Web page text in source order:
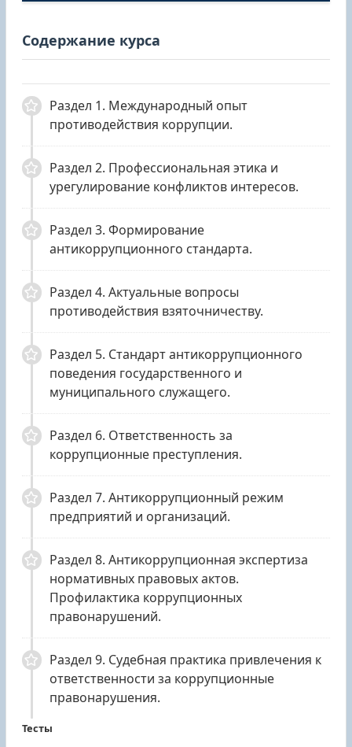
Содержание курса
Раздел 1. Международный опыт
противодействия коррупции.
Раздел 2. Профессиональная этика и
урегулирование конфликтов интересов.
Раздел 3. Формирование
антикоррупционного стандарта.
Раздел 4. Актуальные вопросы
противодействия взяточничеству.
Раздел 5. Стандарт антикоррупционного
поведения государственного и
муниципального служащего.
Раздел 6. Ответственность за
коррупционные преступления.
Раздел 7. Антикоррупционный режим
предприятий и организаций.
Раздел 8. Антикоррупционная экспертиза
нормативных правовых актов.
Профилактика коррупционных
правонарушений.
Раздел 9. Судебная практика привлечения к
ответственности за коррупционные
правонарушения.
Тесты